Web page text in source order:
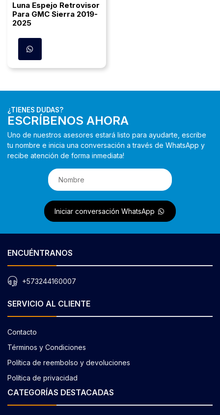
Luna Espejo Retrovisor
Para GMC Sierra 2019-
2025
¿TIENES DUDAS?
ESCRÍBENOS AHORA
Uno de nuestros asesores estará listo para ayudarte, escribe
tu nombre e inicia una conversación a través de WhatsApp y
recibe atención de forma inmediata!
Iniciar conversación WhatsApp
ENCUÉNTRANOS
+573244160007
SERVICIO AL CLIENTE
Contacto
Términos y Condiciones
Política de reembolso y devoluciones
Política de privacidad
CATEGORÍAS DESTACADAS